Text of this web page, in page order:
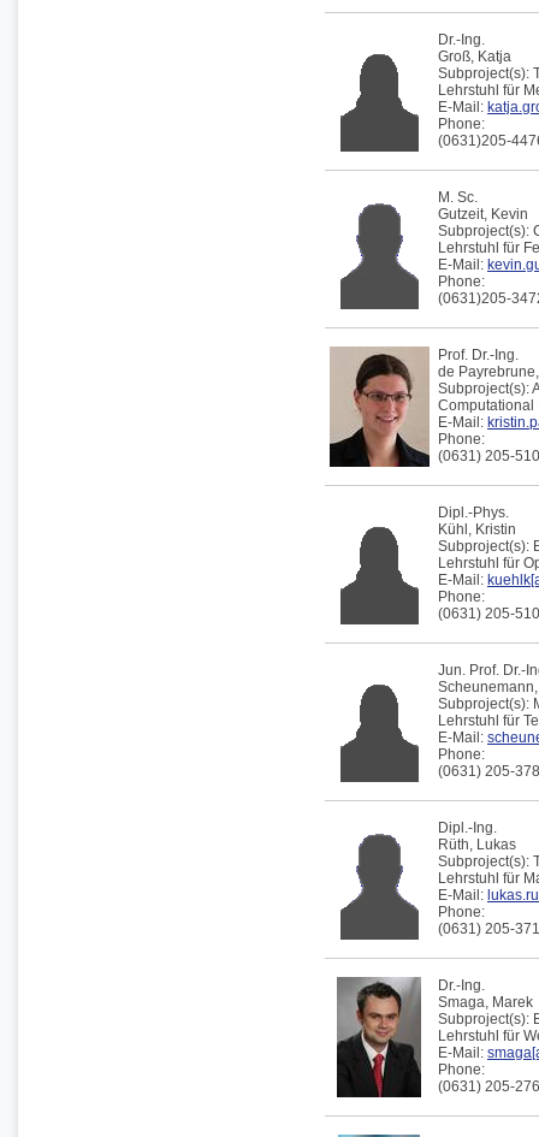
Dr.-Ing.
Groß, Katja
Subproject(s):
Lehrstuhl für
E-Mail:
Phone:
(0631)205-
M. Sc.
Gutzeit, Kevin
Subproject(s):
Lehrstuhl für
E-Mail:
Phone:
(0631)205-
Prof. Dr.-Ing.
de
Subproject(s):
Computational
E-Mail:
Phone:
(0631) 205-
Dipl.-Phys.
Kühl, Kristin
Subproject(s):
Lehrstuhl für
E-Mail:
Phone:
(0631) 205-
Jun. Prof. Dr.-
Subproject(s):
Lehrstuhl für
E-Mail:
Phone:
(0631) 205-
Dipl.-Ing.
Rüth, Lukas
Subproject(s):
Lehrstuhl für
E-Mail:
Phone:
(0631) 205-
Dr.-Ing.
Smaga, Marek
Subproject(s):
Lehrstuhl für
E-Mail:
Phone:
(0631) 205-